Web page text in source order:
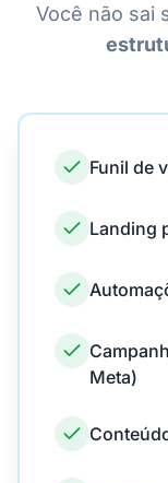
Você não sai
Funil de
Landing
Meta)